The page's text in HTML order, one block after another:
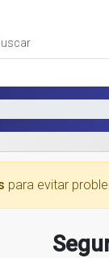
para evitar